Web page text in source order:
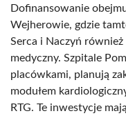
Dofinansowanie
Wejherowie, gdzie
Serca i Naczyń
medyczny. Szpitale
placówkami, planują
modułem
RTG. Te inwestycje